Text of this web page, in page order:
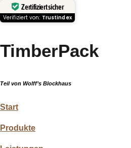
Zertifiziert sicher
Verifiziert von: Trustindex
TimberPack
Teil von Wolff’s Blockhaus
Start
Produkte